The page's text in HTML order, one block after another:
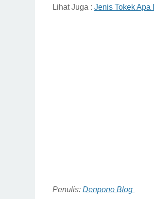
Lihat Juga : Jenis Tokek Apa
Penulis: Denpono Blog